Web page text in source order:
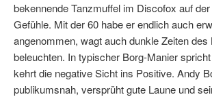
bekennende Tanzmuffel im Discofox auf
Gefühle. Mit der 60 habe er endlich auch
angenommen, wagt auch dunkle Zeiten des
beleuchten. In typischer Borg-Manier
kehrt die negative Sicht ins Positive. Andy
publikumsnah, versprüht gute Laune und